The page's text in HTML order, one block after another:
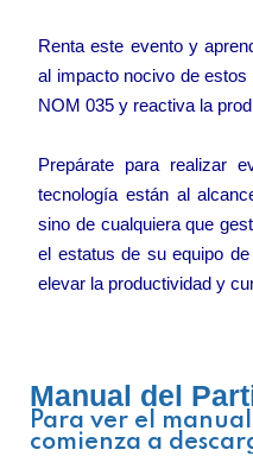
Renta este evento y
al impacto nocivo de
NOM 035 y reactiva la
Prepárate para realizar
tecnología están al
sino de cualquiera que
el estatus de su equipo
elevar la productividad y
Manual del
Para ver el
comienza a